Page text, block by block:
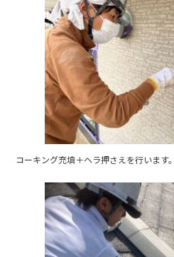
コーキング充填＋ヘラ押さえを行います。